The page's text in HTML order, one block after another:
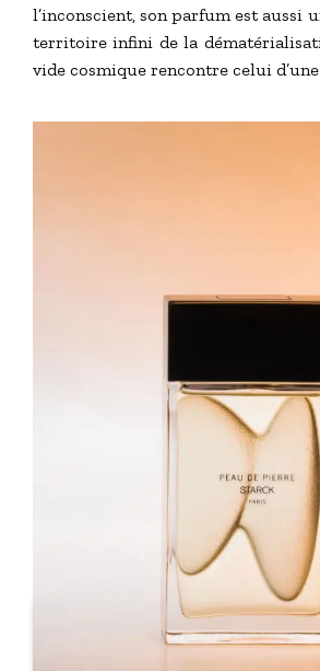
l’inconscient, son parfum est aussi
territoire infini de la
vide cosmique rencontre celui